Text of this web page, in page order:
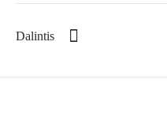
Dalintis